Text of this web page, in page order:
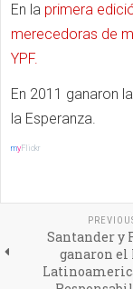
En la primera
merecedoras de
YPF.
En 2011 ganaron
la Esperanza.
my Flickr
Santander y
ganaron